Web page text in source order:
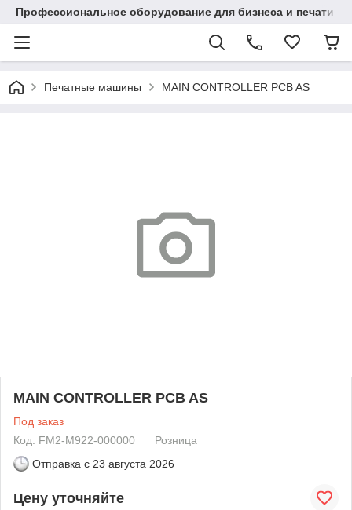
Профессиональное оборудование для бизнеса и печати в
Печатные машины MAIN CONTROLLER PCB AS
MAIN CONTROLLER PCB AS
Под заказ
Код: FM2-M922-000000
Розница
Отправка с 23 августа 2026
Цену уточняйте